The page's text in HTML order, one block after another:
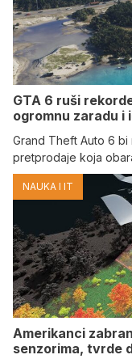
GTA 6 ruši
ogromnu zaradu i
Grand Theft Auto 6
pretprodaje koja
NAUKA I IT
Amerikanci
senzorima, tvrde